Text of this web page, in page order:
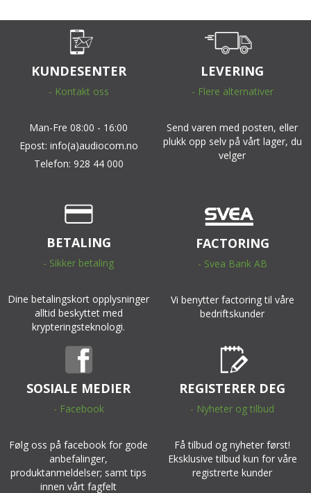
KUNDESENTER
- Kontakt oss
Man-Fre 08:00 - 16:00
Epost: info(a)audiocom.no
Telefon: 928 44 000
LEVERING
- Flere alternativer
Send varen med posten, eller
plukk opp selv på vårt lager, du
velger
BETALING
- Sikker betaling
Dine betalingskort opplysninger
alltid beskyttet med
krypteringsteknologi.
FACTORING
- Svea Bank AB
Vi benytter factoring til våre
bedriftskunder
SOSIALE MEDIER
- Facebook
Følg oss på facebook for gode
anbefalinger,
produktanmeldelser; samt tips
innen vårt fagfelt
REGISTERER DEG
- Nyheter og tilbud
Få tilbud og nyheter først!
Eksklusive tilbud kun for våre
registrerte kunder